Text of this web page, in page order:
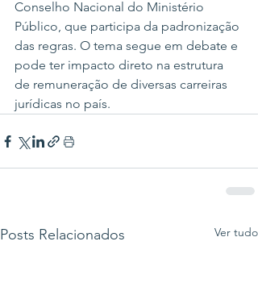
Conselho Nacional do Ministério
Público, que participa da padronização
das regras. O tema segue em debate e
pode ter impacto direto na estrutura
de remuneração de diversas carreiras
jurídicas no país.
Posts Relacionados Ver tudo